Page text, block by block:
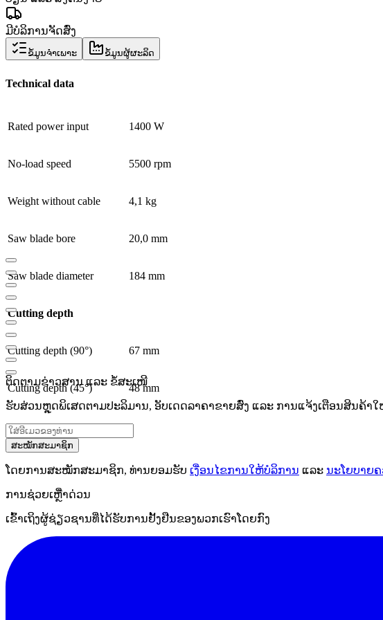
ມີບໍລິການຈັດສົ່ງ
ຂໍ້ມູນຈຳເພາະ ຂໍ້ມູນຜູ້ຜະລິດ
Technical data
Rated power input 1400 W
No-load speed 5500 rpm
Weight without cable 4,1 kg
Saw blade bore 20,0 mm
Saw blade diameter 184 mm
Cutting depth
Cutting depth (90°) 67 mm
Cutting depth (45°) 48 mm
ຕິດຕາມຂ່າວສານ ແລະ ຂໍ້ສະເໜີ
ຮັບສ່ວນຫຼຸດພິເສດຕາມປະລິມານ, ອັບເດດລາຄາຂາຍສົ່ງ ແລະ ການແຈ້ງເຕືອນສິນຄ້າໃ
ສະໝັກສະມາຊິກ
ໂດຍການສະໝັກສະມາຊິກ, ທ່ານຍອມຮັບ ເງື່ອນໄຂການໃຫ້ບໍລິການ ແລະ ນະໂຍບາຍ
ການຊ່ວຍເຫຼືໍາດ່ວນ
ເຂົ້າເຖິງຜູ້ຊ່ຽວຊານທີ່ໄດ້ຮັບການຢັ້ງຢືນຂອງພວກເຮົາໂດຍກົງ